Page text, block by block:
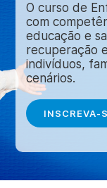
O curso de
com
educação e
recuperação
indivíduos,
cenários.
INSCREVA-